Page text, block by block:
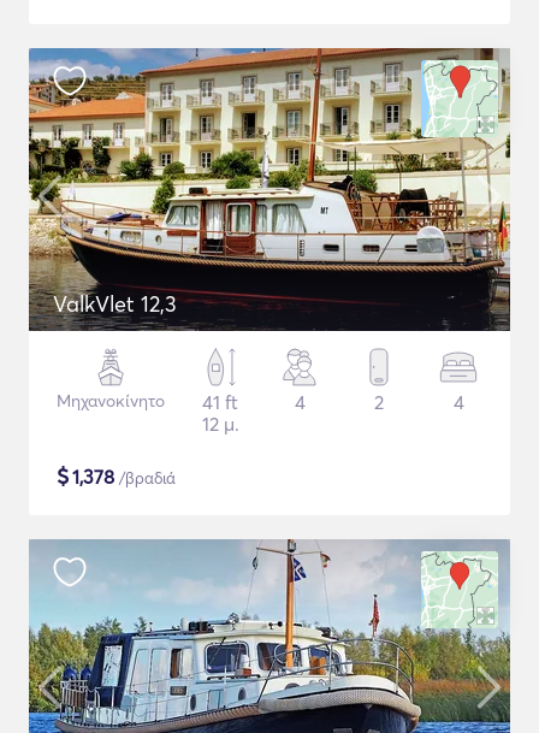
ValkVlet 12,3
Μηχανοκίνητο
41 ft
12 μ.
4 2 4
$1,378 /βραδιά